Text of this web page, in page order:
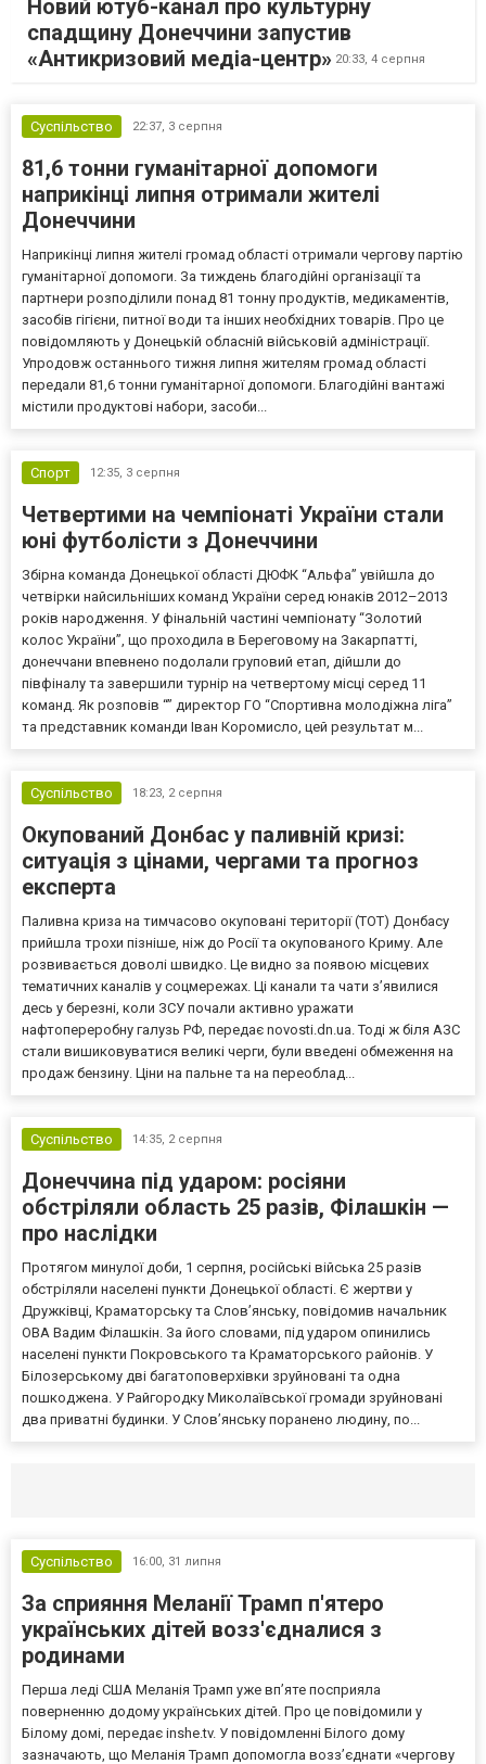
Новий ютуб-канал про культурну
спадщину Донеччини запустив
«Антикризовий медіа-центр» 20:33, 4 серпня
Суспільство 22:37, 3 серпня
81,6 тонни гуманітарної допомоги
наприкінці липня отримали жителі
Донеччини
Наприкінці липня жителі громад області отримали чергову партію
гуманітарної допомоги. За тиждень благодійні організації та
партнери розподілили понад 81 тонну продуктів, медикаментів,
засобів гігієни, питної води та інших необхідних товарів. Про це
повідомляють у Донецькій обласній військовій адміністрації.
Упродовж останнього тижня липня жителям громад області
передали 81,6 тонни гуманітарної допомоги. Благодійні вантажі
містили продуктові набори, засоби...
Спорт 12:35, 3 серпня
Четвертими на чемпіонаті України стали
юні футболісти з Донеччини
Збірна команда Донецької області ДЮФК “Альфа” увійшла до
четвірки найсильніших команд України серед юнаків 2012–2013
років народження. У фінальній частині чемпіонату “Золотий
колос України”, що проходила в Береговому на Закарпатті,
донеччани впевнено подолали груповий етап, дійшли до
півфіналу та завершили турнір на четвертому місці серед 11
команд. Як розповів “” директор ГО “Спортивна молодіжна ліга”
та представник команди Іван Коромисло, цей результат м...
Суспільство 18:23, 2 серпня
Окупований Донбас у паливній кризі:
ситуація з цінами, чергами та прогноз
експерта
Паливна криза на тимчасово окуповані території (ТОТ) Донбасу
прийшла трохи пізніше, ніж до Росії та окупованого Криму. Але
розвивається доволі швидко. Це видно за появою місцевих
тематичних каналів у соцмережах. Ці канали та чати з’явилися
десь у березні, коли ЗСУ почали активно уражати
нафтопереробну галузь РФ, передає novosti.dn.ua. Тоді ж біля АЗС
стали вишиковуватися великі черги, були введені обмеження на
продаж бензину. Ціни на пальне та на переоблад...
Суспільство 14:35, 2 серпня
Донеччина під ударом: росіяни
обстріляли область 25 разів, Філашкін —
про наслідки
Протягом минулої доби, 1 серпня, російські війська 25 разів
обстріляли населені пункти Донецької області. Є жертви у
Дружківці, Краматорську та Слов’янську, повідомив начальник
ОВА Вадим Філашкін. За його словами, під ударом опинились
населені пункти Покровського та Краматорського районів. У
Білозерському дві багатоповерхівки зруйновані та одна
пошкоджена. У Райгородку Миколаївської громади зруйновані
два приватні будинки. У Слов’янську поранено людину, по...
Суспільство 16:00, 31 липня
За сприяння Меланії Трамп п'ятеро
українських дітей возз'єдналися з
родинами
Перша леді США Меланія Трамп уже впʼяте посприяла
поверненню додому українських дітей. Про це повідомили у
Білому домі, передає inshe.tv. У повідомленні Білого дому
зазначають, що Меланія Трамп допомогла возз’єднати «чергову